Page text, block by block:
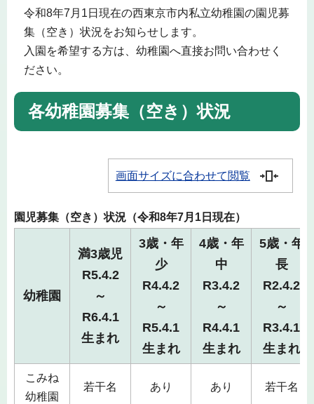
令和8年7月1日現在の西東京市内私立幼稚園の園児募
集（空き）状況をお知らせします。
入園を希望する方は、幼稚園へ直接お問い合わせく
ださい。
各幼稚園募集（空き）状況
画面サイズに合わせて閲覧
園児募集（空き）状況（令和8年7月1日現在）
幼稚園
満3歳児
R5.4.2
～
R6.4.1
生まれ
3歳・年
少
R4.4.2
～
R5.4.1
生まれ
4歳・年
中
R3.4.2
～
R4.4.1
生まれ
5歳・年
長
R2.4.2
～
R3.4.1
生まれ
こみね
幼稚園
若干名 あり あり 若干名